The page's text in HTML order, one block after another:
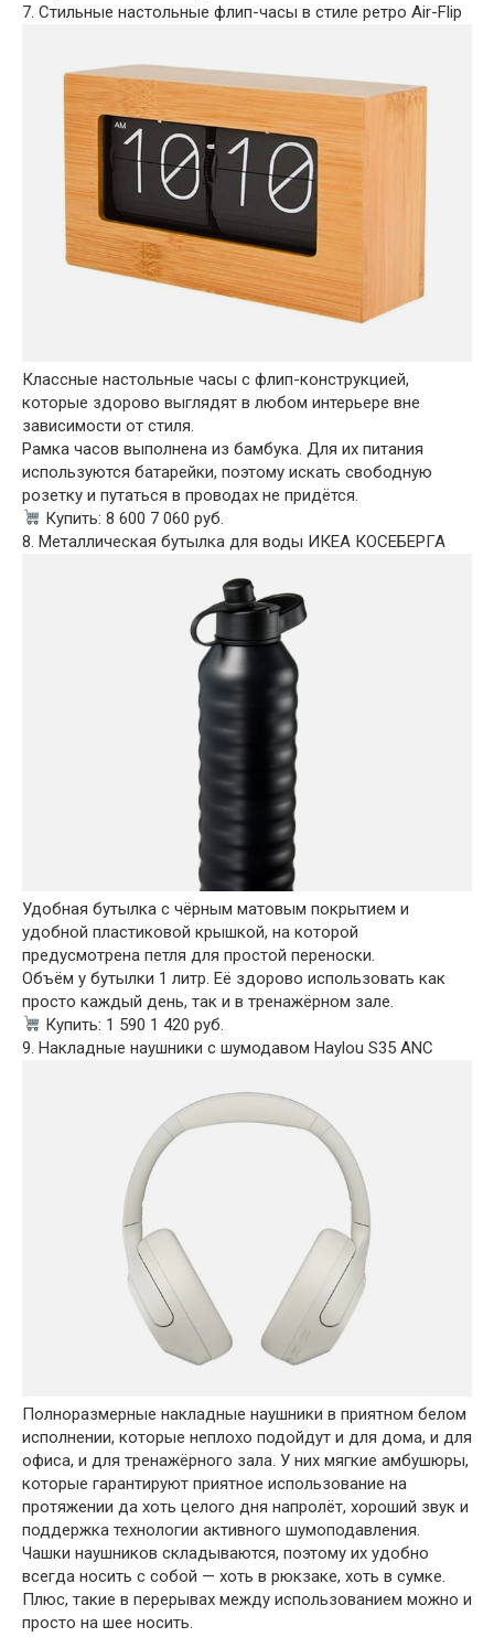
7. Стильные настольные флип-часы в стиле ретро Air-Flip
Классные настольные часы с флип-конструкцией,
которые здорово выглядят в любом интерьере вне
зависимости от стиля.
Рамка часов выполнена из бамбука. Для их питания
используются батарейки, поэтому искать свободную
розетку и путаться в проводах не придётся.
Купить: 8 600 7 060 руб.
8. Металлическая бутылка для воды ИКЕА КОСЕБЕРГА
Удобная бутылка с чёрным матовым покрытием и
удобной пластиковой крышкой, на которой
предусмотрена петля для простой переноски.
Объём у бутылки 1 литр. Её здорово использовать как
просто каждый день, так и в тренажёрном зале.
Купить: 1 590 1 420 руб.
9. Накладные наушники с шумодавом Haylou S35 ANC
Полноразмерные накладные наушники в приятном белом
исполнении, которые неплохо подойдут и для дома, и для
офиса, и для тренажёрного зала. У них мягкие амбушюры,
которые гарантируют приятное использование на
протяжении да хоть целого дня напролёт, хороший звук и
поддержка технологии активного шумоподавления.
Чашки наушников складываются, поэтому их удобно
всегда носить с собой — хоть в рюкзаке, хоть в сумке.
Плюс, такие в перерывах между использованием можно и
просто на шее носить.